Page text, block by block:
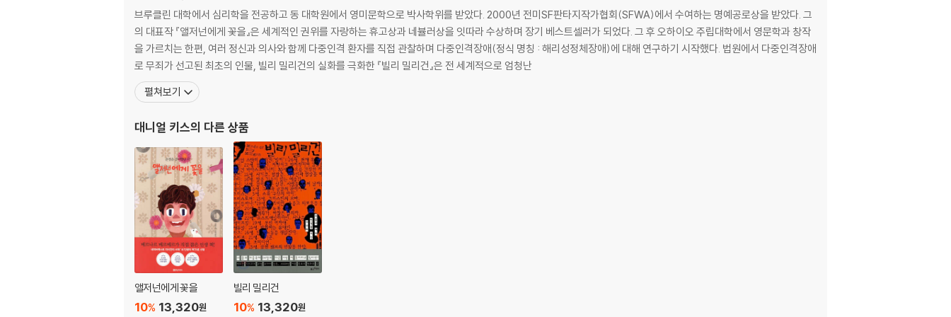
작업은 끝났고 데이터는 갖춰졌다
우리에게는 누군가가 필요해
빛의 동굴 속으로
창 너머의 인생
어쩌다 우리 집을 지나갈 일이 잇으면
인생이란 진정 무엇인가요- 김인영
대니얼 키스에 대하여
브루클린 대학에서 심리학을 전공하고 동 대학원에서 영미문학으로 박사학위를 받았다. 2000년 전미SF판타지작가협회(SFWA)에서 수여하는 명예공로상을 받았다. 그
의 대표작 『앨저넌에게 꽃을』은 세계적인 권위를 자랑하는 휴고상과 네뷸러상을 잇따라 수상하며 장기 베스트셀러가 되었다. 그 후 오하이오 주립대학에서 영문학과 창작
을 가르치는 한편, 여러 정신과 의사와 함께 다중인격 환자를 직접 관찰하며 다중인격장애(정식 명칭 : 해리성정체장애)에 대해 연구하기 시작했다. 법원에서 다중인격장애
로 무죄가 선고된 최초의 인물, 빌리 밀리건의 실화를 극화한 『빌리 밀리건』은 전 세계적으로 엄청난
펼쳐보기
대니얼 키스의 다른 상품
앨저넌에게 꽃을
13,320원
10%
빌리 밀리건
13,320원
10%